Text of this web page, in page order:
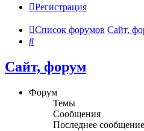
Регистрация
Список форумов Сайт,
Поиск
Сайт, форум
Форум
Темы
Сообщения
Последнее сообщение